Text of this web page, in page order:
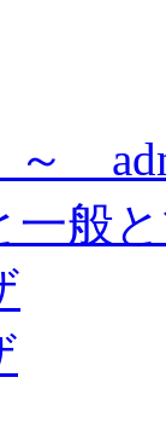
一般